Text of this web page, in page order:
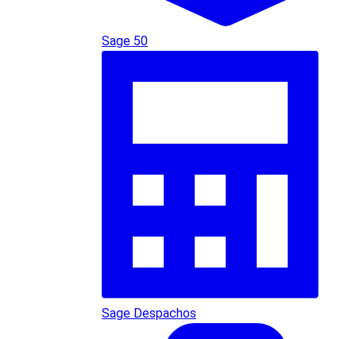
Sage 50
Sage Despachos